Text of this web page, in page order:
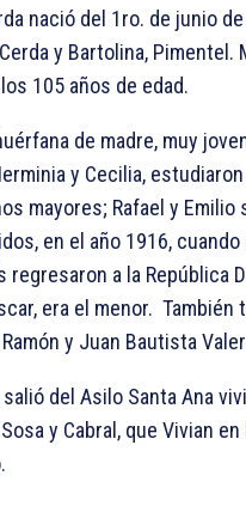
nació del 1ro. de junio
y Bartolina, Pimentel.
105 años de edad.
de madre, muy
y Cecilia,
mayores; Rafael y
en el año 1916,
regresaron a la República
era el menor.
y Juan Bautista
salió del Asilo Santa Ana
y Cabral, que Vivian